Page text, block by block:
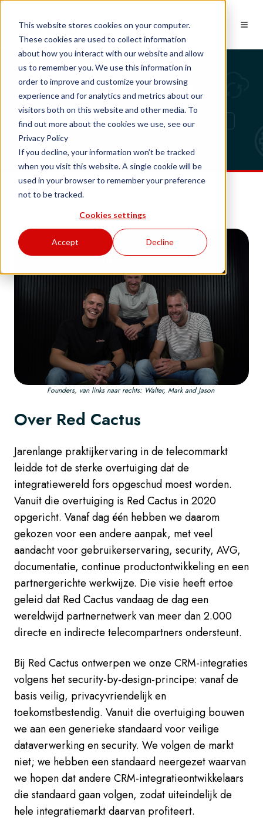
This website stores cookies on your computer.
These cookies are used to collect information
about how you interact with our website and allow
us to remember you. We use this information in
order to improve and customize your browsing
experience and for analytics and metrics about our
visitors both on this website and other media. To
find out more about the cookies we use, see our
Privacy Policy
If you decline, your information won’t be tracked
when you visit this website. A single cookie will be
used in your browser to remember your preference
not to be tracked.
Cookies settings
Accept Decline
Over Red Cactus
Founders, van links naar rechts: Walter, Mark and Jason
Over Red Cactus
Jarenlange praktijkervaring in de telecommarkt
leidde tot de sterke overtuiging dat de
integratiewereld fors opgeschud moest worden.
Vanuit die overtuiging is Red Cactus in 2020
opgericht. Vanaf dag één hebben we daarom
gekozen voor een andere aanpak, met veel
aandacht voor gebruikerservaring, security, AVG,
documentatie, continue productontwikkeling en een
partnergerichte werkwijze. Die visie heeft ertoe
geleid dat Red Cactus vandaag de dag een
wereldwijd partnernetwerk van meer dan 2.000
directe en indirecte telecompartners ondersteunt.
Bij Red Cactus ontwerpen we onze CRM-integraties
volgens het security-by-design-principe: vanaf de
basis veilig, privacyvriendelijk en
toekomstbestendig. Vanuit die overtuiging bouwen
we aan een generieke standaard voor veilige
dataverwerking en security. We volgen de markt
niet; we hebben een standaard neergezet waarvan
we hopen dat andere CRM-integratieontwikkelaars
die standaard gaan volgen, zodat uiteindelijk de
hele integratiemarkt daarvan profiteert.